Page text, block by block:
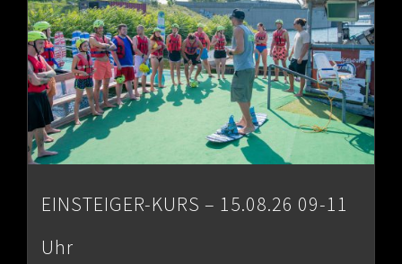
EINSTEIGER-KURS – 15.08.26 09-11
Uhr